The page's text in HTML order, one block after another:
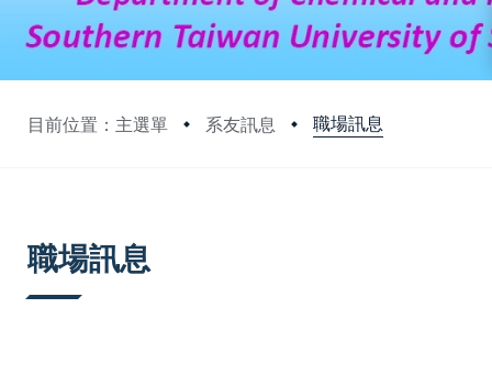
目前位置：主選單 系友訊息 職場訊息
職場訊息